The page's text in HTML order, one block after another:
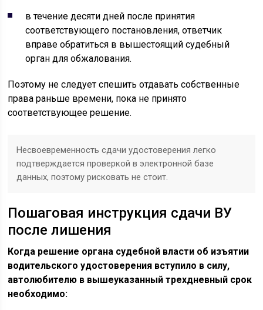
в течение десяти дней после принятия
соответствующего постановления, ответчик
вправе обратиться в вышестоящий судебный
орган для обжалования.
Поэтому не следует спешить отдавать собственные
права раньше времени, пока не принято
соответствующее решение.
Несвоевременность сдачи удостоверения легко
подтверждается проверкой в электронной базе
данных, поэтому рисковать не стоит.
Пошаговая инструкция сдачи ВУ
после лишения
Когда решение органа судебной власти об изъятии
водительского удостоверения вступило в силу,
автолюбителю в вышеуказанный трехдневный срок
необходимо: